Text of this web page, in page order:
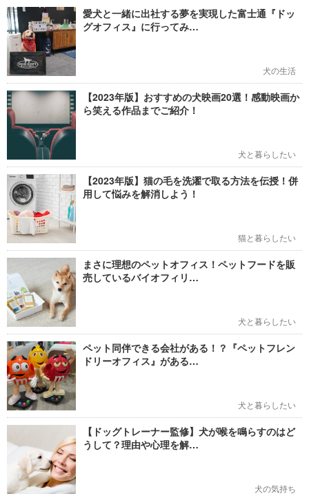
愛犬と一緒に出社する夢を実現した富士通『ドッ
グオフィス』に行ってみ…
犬の生活
【2023年版】おすすめの犬映画20選！感動映画か
ら笑える作品までご紹介！
犬と暮らしたい
【2023年版】猫の毛を洗濯で取る方法を伝授！併
用して悩みを解消しよう！
猫と暮らしたい
まさに理想のペットオフィス！ペットフードを販
売しているバイオフィリ…
犬と暮らしたい
ペット同伴できる会社がある！？『ペットフレン
ドリーオフィス』がある…
犬と暮らしたい
【ドッグトレーナー監修】犬が喉を鳴らすのはど
うして？理由や心理を解…
犬の気持ち